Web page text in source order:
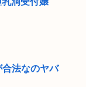
法なのヤバ